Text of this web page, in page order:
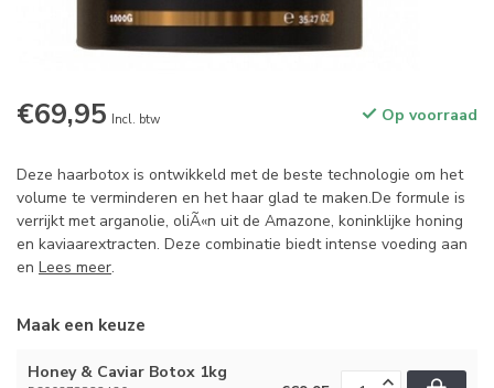
€69,95 Incl. btw Op voorraad
Deze haarbotox is ontwikkeld met de beste technologie om het
volume te verminderen en het haar glad te maken.De formule is
verrijkt met arganolie, oliÃ«n uit de Amazone, koninklijke honing
en kaviaarextracten. Deze combinatie biedt intense voeding aan
en Lees meer.
Maak een keuze
Honey & Caviar Botox 1kg